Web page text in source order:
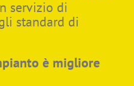
servizio di
standard di
è migliore